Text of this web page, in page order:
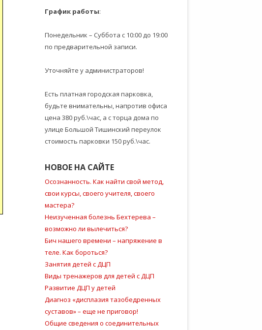
График работы:
Понедельник – Суббота с 10:00 до 19:00
по предварительной записи.
Уточняйте у администраторов!
Есть платная городская парковка,
будьте внимательны, напротив офиса
цена 380 руб.\час, а с торца дома по
улице Большой Тишинский переулок
стоимость парковки 150 руб.\час.
НОВОЕ НА САЙТЕ
Осознанность. Как найти свой метод,
свои курсы, своего учителя, своего
мастера?
Неизученная болезнь Бехтерева –
возможно ли вылечиться?
Бич нашего времени – напряжение в
теле. Как бороться?
Занятия детей с ДЦП
Виды тренажеров для детей с ДЦП
Развитие ДЦП у детей
Диагноз «дисплазия тазобедренных
суставов» – еще не приговор!
Общие сведения о соединительных